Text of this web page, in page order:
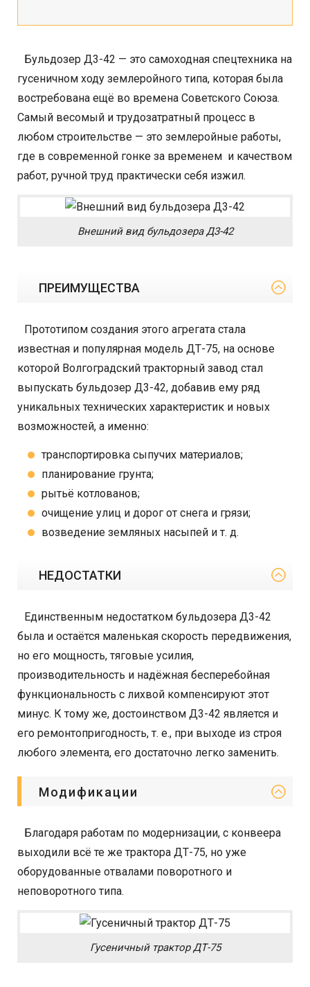
Бульдозер Д3-42 — это самоходная спецтехника на
гусеничном ходу землеройного типа, которая была
востребована ещё во времена Советского Союза.
Самый весомый и трудозатратный процесс в
любом строительстве — это землеройные работы,
где в современной гонке за временем и качеством
работ, ручной труд практически себя изжил.
Внешний вид бульдозера Д3-42
ПРЕИМУЩЕСТВА
Прототипом создания этого агрегата стала
известная и популярная модель ДТ-75, на основе
которой Волгоградский тракторный завод стал
выпускать бульдозер Д3-42, добавив ему ряд
уникальных технических характеристик и новых
возможностей, а именно:
транспортировка сыпучих материалов;
планирование грунта;
рытьё котлованов;
очищение улиц и дорог от снега и грязи;
возведение земляных насыпей и т. д.
НЕДОСТАТКИ
Единственным недостатком бульдозера Д3-42
была и остаётся маленькая скорость передвижения,
но его мощность, тяговые усилия,
производительность и надёжная бесперебойная
функциональность с лихвой компенсируют этот
минус. К тому же, достоинством Д3-42 является и
его ремонтопригодность, т. е., при выходе из строя
любого элемента, его достаточно легко заменить.
Модификации
Благодаря работам по модернизации, с конвеера
выходили всё те же трактора ДТ-75, но уже
оборудованные отвалами поворотного и
неповоротного типа.
Гусеничный трактор ДТ-75